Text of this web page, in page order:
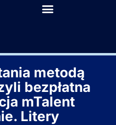
metodą
bezpłatna
mTalent
Litery